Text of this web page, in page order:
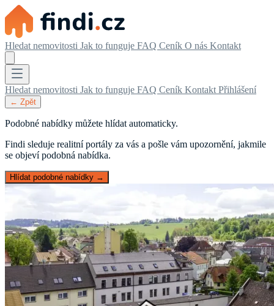
Hledat nemovitosti Jak to funguje FAQ Ceník O nás Kontakt
Hledat nemovitosti Jak to funguje FAQ Ceník Kontakt Přihlášení
← Zpět
Podobné nabídky můžete hlídat automaticky.
Findi sleduje realitní portály za vás a pošle vám upozornění, jakmile
se objeví podobná nabídka.
Hlídat podobné nabídky →